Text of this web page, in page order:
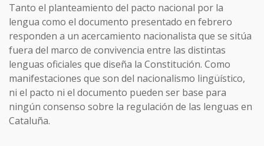
Tanto el planteamiento del pacto nacional por la
lengua como el documento presentado en febrero
responden a un acercamiento nacionalista que se sitúa
fuera del marco de convivencia entre las distintas
lenguas oficiales que diseña la Constitución. Como
manifestaciones que son del nacionalismo lingüístico,
ni el pacto ni el documento pueden ser base para
ningún consenso sobre la regulación de las lenguas en
Cataluña.